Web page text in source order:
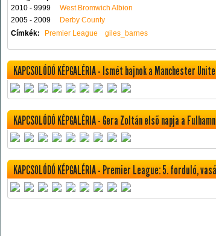
2010 - 9999
West Bromwich Albion
2005 - 2009
Derby County
Címkék:
Premier League giles_barnes
KAPCSOLÓDÓ KÉPGALÉRIA - Ismét bajnok a Manchester
KAPCSOLÓDÓ KÉPGALÉRIA - Gera Zoltán első napja a
KAPCSOLÓDÓ KÉPGALÉRIA - Premier League: 5. forduló,